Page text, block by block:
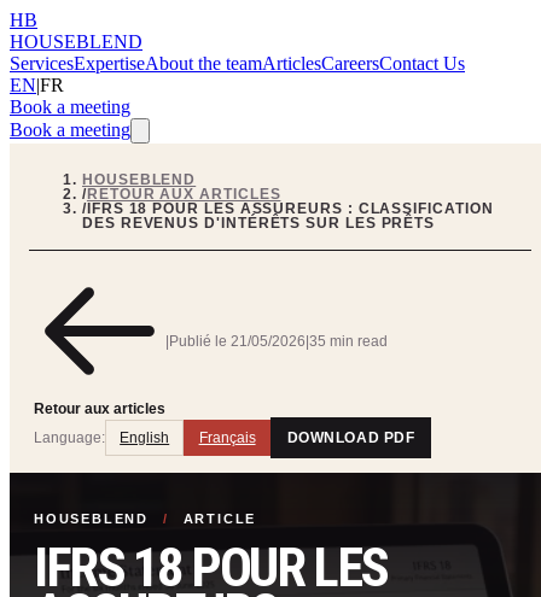
HB
HOUSEBLEND
ServicesExpertiseAbout the teamArticlesCareersContact Us
EN|FR
Book a meeting
Book a meeting
HOUSEBLEND
/RETOUR AUX ARTICLES
/IFRS 18 POUR LES ASSUREURS : CLASSIFICATION
DES REVENUS D'INTÉRÊTS SUR LES PRÊTS
Retour aux articles
Publié le 21/05/2026 35 min read
Language: English Français DOWNLOAD PDF
HOUSEBLEND / ARTICLE
IFRS 18 POUR LES